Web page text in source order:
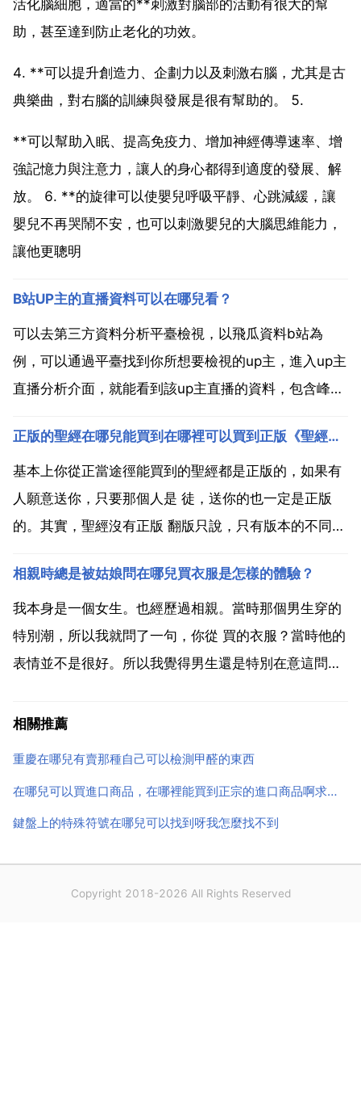
活化腦細胞，適當的**刺激對腦部的活動有很大的幫
助，甚至達到防止老化的功效。
4. **可以提升創造力、企劃力以及刺激右腦，尤其是古
典樂曲，對右腦的訓練與發展是很有幫助的。 5.
**可以幫助入眠、提高免疫力、增加神經傳導速率、增
強記憶力與注意力，讓人的身心都得到適度的發展、解
放。 6. **的旋律可以使嬰兒呼吸平靜、心跳減緩，讓
嬰兒不再哭鬧不安，也可以刺激嬰兒的大腦思維能力，
讓他更聰明
B站UP主的直播資料可以在哪兒看？
可以去第三方資料分析平臺檢視，以飛瓜資料b站為
例，可以通過平臺找到你所想要檢視的up主，進入up主
直播分析介面，就能看到該up主直播的資料，包含峰值
直播監控功能檢視直播過程中分鐘級的禮物收入 峰值人
數 彈幕數 人氣值等，及時掌握up主直播熱度資料...
正版的聖經在哪兒能買到在哪裡可以買到正版《聖經》？
基本上你從正當途徑能買到的聖經都是正版的，如果有
人願意送你，只要那個人是 徒，送你的也一定是正版
的。其實，聖經沒有正版 翻版只說，只有版本的不同。
有前幾年剛出的聖經新譯本以及呂振忠譯本，以上是中
文譯本。英文譯本的版本就更多了，例如king jame...
相親時總是被姑娘問在哪兒買衣服是怎樣的體驗？
我本身是一個女生。也經歷過相親。當時那個男生穿的
特別潮，所以我就問了一句，你從 買的衣服？當時他的
表情並不是很好。所以我覺得男生還是特別在意這問
這個姑娘比較拜金。因為我是一個特別在意別人想法的
相關推薦
重慶在哪兒有賣那種自己可以檢測甲醛的東西
在哪兒可以買進口商品，在哪裡能買到正宗的進口商品啊求推薦
鍵盤上的特殊符號在哪兒可以找到呀我怎麼找不到
Copyright 2018-2026 All Rights Reserved